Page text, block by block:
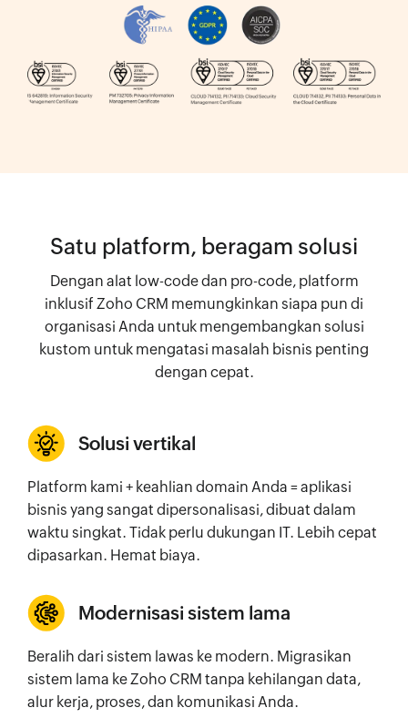
Satu platform, beragam solusi
Dengan alat low-code dan pro-code, platform
inklusif Zoho CRM memungkinkan siapa pun di
organisasi Anda untuk mengembangkan solusi
kustom untuk mengatasi masalah bisnis penting
dengan cepat.
Solusi vertikal
Platform kami + keahlian domain Anda = aplikasi
bisnis yang sangat dipersonalisasi, dibuat dalam
waktu singkat. Tidak perlu dukungan IT. Lebih cepat
dipasarkan. Hemat biaya.
Modernisasi sistem lama
Beralih dari sistem lawas ke modern. Migrasikan
sistem lama ke Zoho CRM tanpa kehilangan data,
alur kerja, proses, dan komunikasi Anda.